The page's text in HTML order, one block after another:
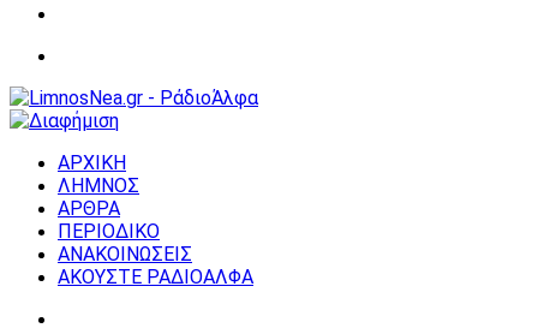
ΑΡΧΙΚΗ
ΛΗΜΝΟΣ
ΑΡΘΡΑ
ΠΕΡΙΟΔΙΚΟ
ΑΝΑΚΟΙΝΩΣΕΙΣ
ΑΚΟΥΣΤΕ ΡΑΔΙΟΑΛΦΑ